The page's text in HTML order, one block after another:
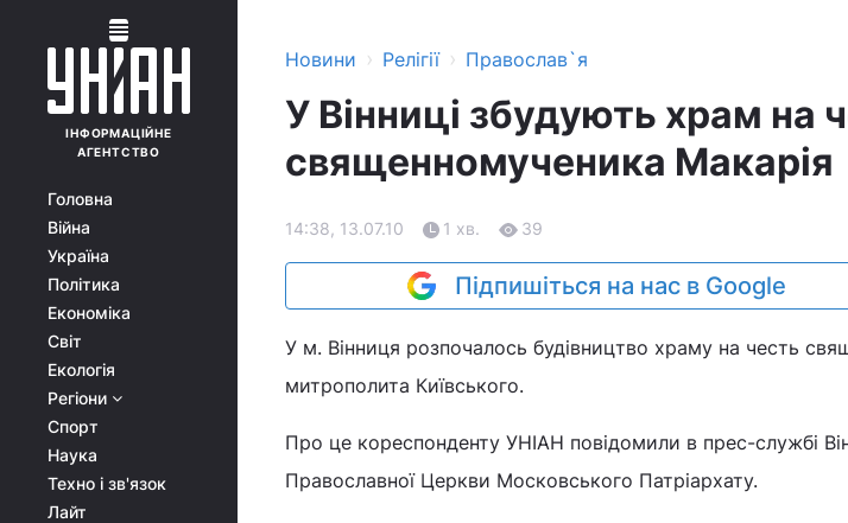
ІНФОРМАЦІЙНЕ
АГЕНТСТВО
Головна
Війна
Україна
Політика
Економіка
Світ
Екологія
Регіони
Спорт
Наука
Техно і зв'язок
Лайт
Новини › Релігії › Православ`я
У Вінниці збудують храм на
священномученика Макарія
14:38, 13.07.10 1 хв. 39
Підпишіться на нас в Google
У м. Вінниця розпочалось будівництво храму на честь
митрополита Київського.
Про це кореспонденту УНІАН повідомили в прес-службі
Православної Церкви Московського Патріархату.